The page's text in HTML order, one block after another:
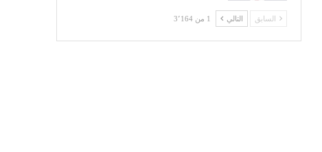
السابق التالي 1 من 3٬164